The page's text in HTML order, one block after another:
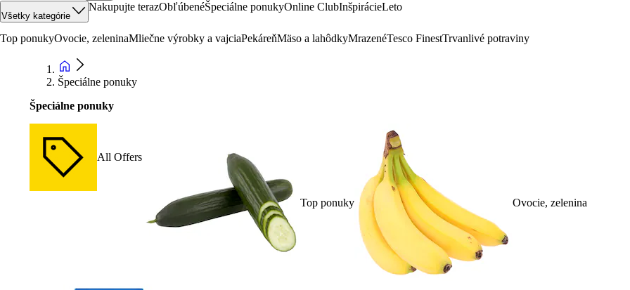
Všetky kategórie
Nakupujte terazObľúbenéŠpeciálne ponukyOnline ClubInšpirácieLeto
Top ponukyOvocie, zeleninaMliečne výrobky a vajciaPekáreňMäso a lahôdkyMrazenéTesco FinestTrvanlivé potraviny
Špeciálne ponuky
Špeciálne ponuky
All Offers
Top ponuky Ovocie, zelenina